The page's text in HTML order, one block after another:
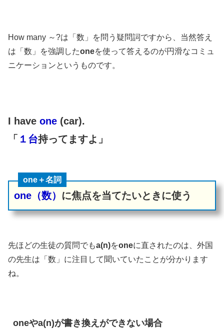
How many ～?は「数」を問う疑問詞ですから、当然答え
は「数」を強調したoneを使って答えるのが円滑なコミュ
ニケーションというものです。
I have one (car).
「 １台持ってますよ」
one＋名詞
one（数） に焦点を当てたいときに使う
先ほどの生徒の質問でもa(n)をoneに直されたのは、外国
の先生は「数」に注目して聞いていたことが分かります
ね。
oneやa(n)が書き換えができない場合